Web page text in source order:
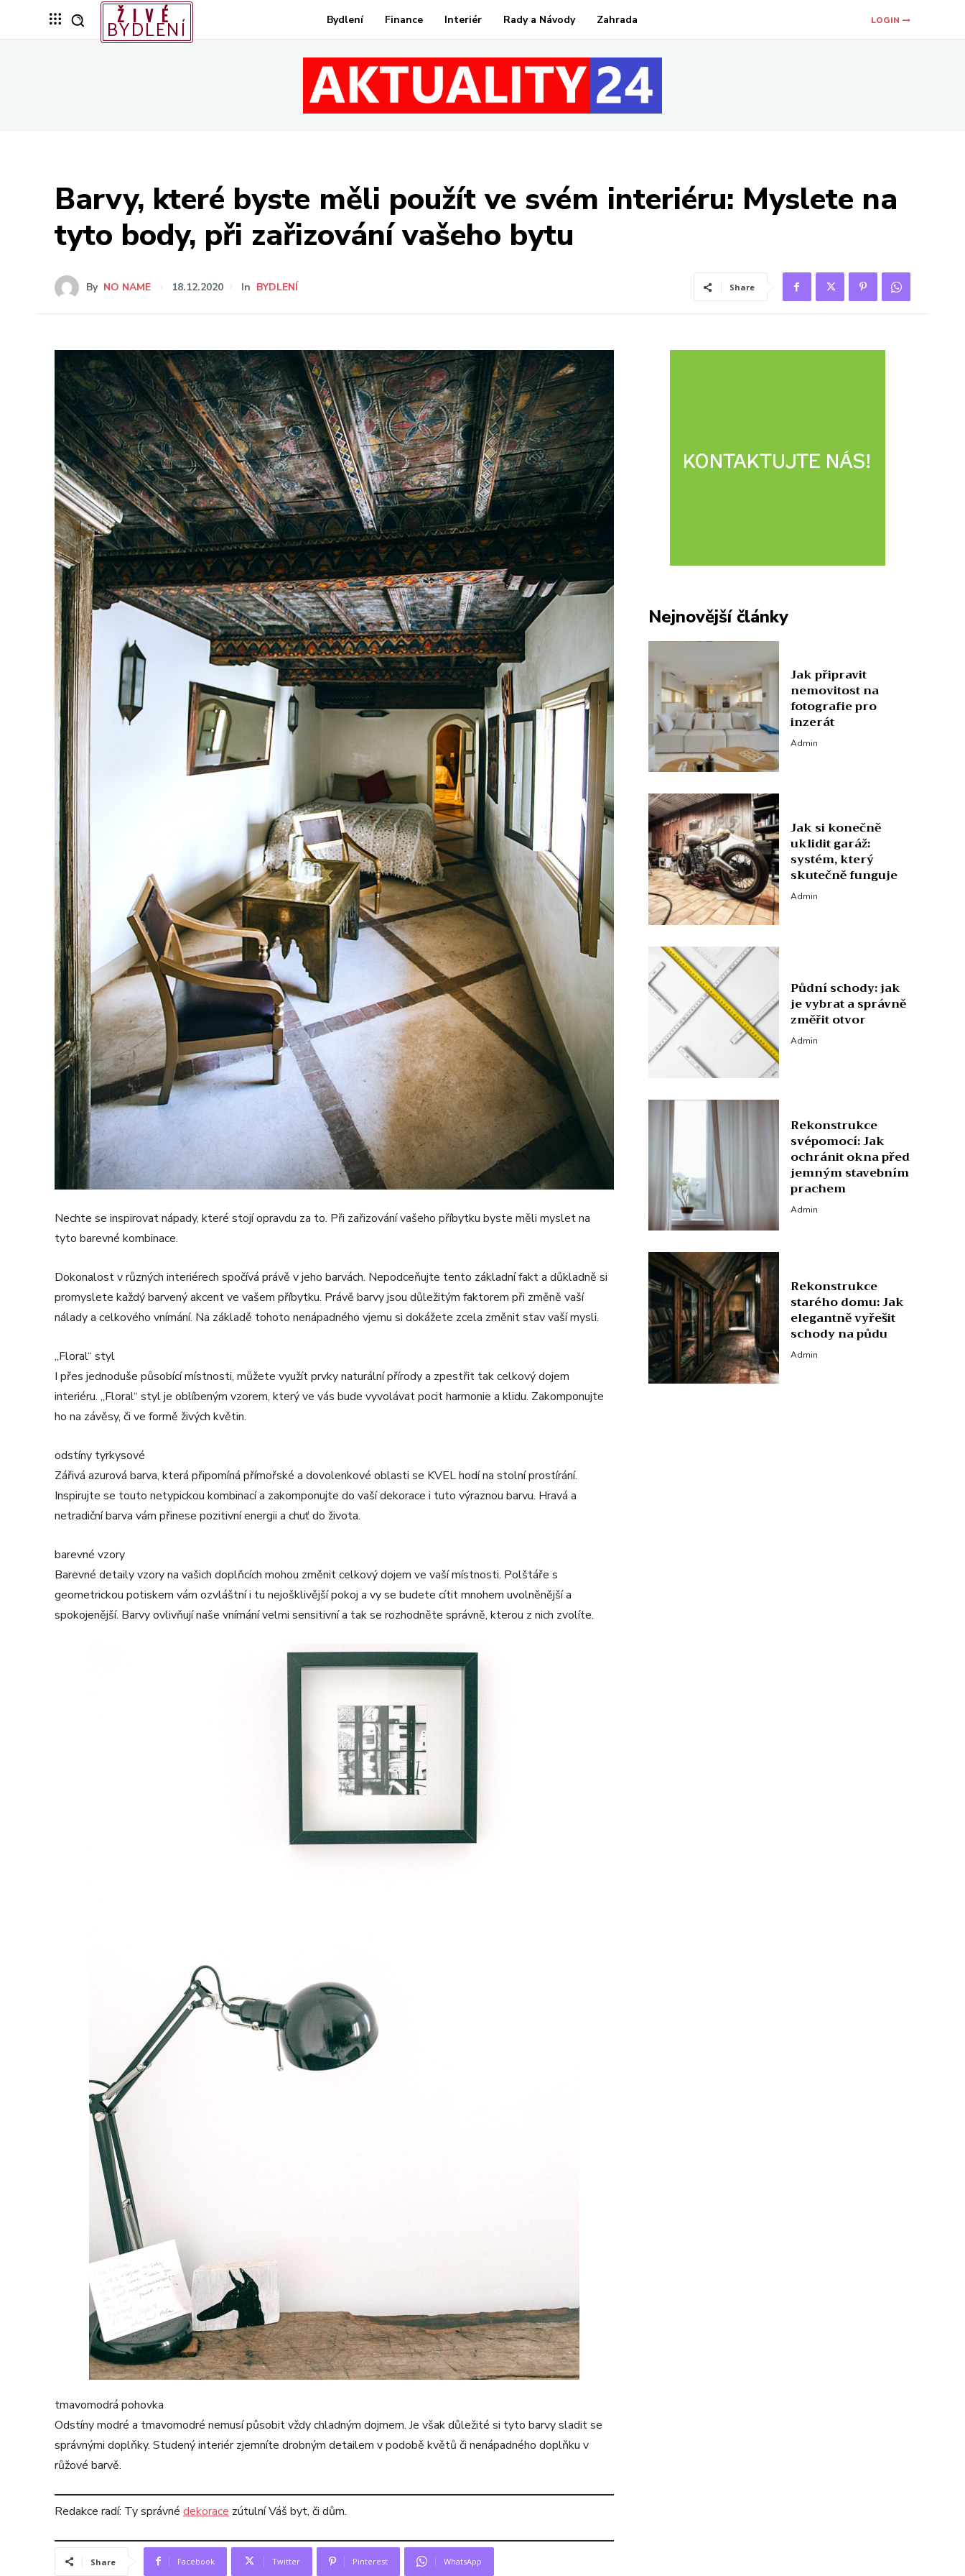
ŽIVÉ
BYDLENÍ Bydlení Finance Interiér Rady a Návody Zahrada LOGIN
Barvy, které byste měli použít ve svém interiéru: Myslete na
tyto body, při zařizování vašeho bytu
By NO NAME 18.12.2020 In BYDLENÍ Share
Nechte se inspirovat nápady, které stojí opravdu za to. Při zařizování vašeho příbytku byste měli myslet na
tyto barevné kombinace.
Dokonalost v různých interiérech spočívá právě v jeho barvách. Nepodceňujte tento základní fakt a důkladně si
promyslete každý barvený akcent ve vašem příbytku. Právě barvy jsou důležitým faktorem při změně vaší
nálady a celkového vnímání. Na základě tohoto nenápadného vjemu si dokážete zcela změnit stav vaší mysli.
„Floral“ styl
I přes jednoduše působící místnosti, můžete využít prvky naturální přírody a zpestřit tak celkový dojem
interiéru. „Floral“ styl je oblíbeným vzorem, který ve vás bude vyvolávat pocit harmonie a klidu. Zakomponujte
ho na závěsy, či ve formě živých květin.
odstíny tyrkysové
Zářivá azurová barva, která připomíná přímořské a dovolenkové oblasti se KVEL hodí na stolní prostírání.
Inspirujte se touto netypickou kombinací a zakomponujte do vaší dekorace i tuto výraznou barvu. Hravá a
netradiční barva vám přinese pozitivní energii a chuť do života.
barevné vzory
Barevné detaily vzory na vašich doplňcích mohou změnit celkový dojem ve vaší místnosti. Polštáře s
geometrickou potiskem vám ozvláštní i tu nejošklivější pokoj a vy se budete cítit mnohem uvolněnější a
spokojenější. Barvy ovlivňují naše vnímání velmi sensitivní a tak se rozhodněte správně, kterou z nich zvolíte.
tmavomodrá pohovka
Odstíny modré a tmavomodré nemusí působit vždy chladným dojmem. Je však důležité si tyto barvy sladit se
správnými doplňky. Studený interiér zjemníte drobným detailem v podobě květů či nenápadného doplňku v
růžové barvě.
Redakce radí: Ty správné dekorace zútulní Váš byt, či dům.
Share Facebook Twitter Pinterest WhatsApp
Nejnovější články
Jak připravit
nemovitost na
fotografie pro
inzerát
Admin
Jak si konečně
uklidit garáž:
systém, který
skutečně funguje
Admin
Půdní schody: jak
je vybrat a správně
změřit otvor
Admin
Rekonstrukce
svépomocí: Jak
ochránit okna před
jemným stavebním
prachem
Admin
Rekonstrukce
starého domu: Jak
elegantně vyřešit
schody na půdu
Admin